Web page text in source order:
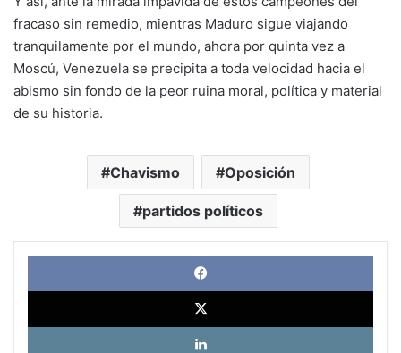
fracaso sin remedio, mientras Maduro sigue viajando
tranquilamente por el mundo, ahora por quinta vez a
Moscú, Venezuela se precipita a toda velocidad hacia el
abismo sin fondo de la peor ruina moral, política y material
de su historia.
Chavismo Oposición
partidos políticos
X